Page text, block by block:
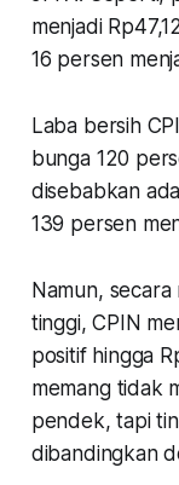
menjadi
16 persen
Laba bersih
bunga 120
disebabkan
139 persen
Namun,
tinggi, CPIN
positif hingga
memang tidak
pendek, tapi
dibandingkan